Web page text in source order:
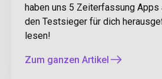
haben uns 5 Zeiterfassung Apps
den Testsieger für dich
lesen!
Zum ganzen Artikel